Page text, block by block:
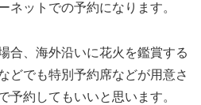
ネットでの予約になります。
合、 海外沿いに花火を鑑賞する
どでも特別予約席などが用意さ
予約してもいいと思います。